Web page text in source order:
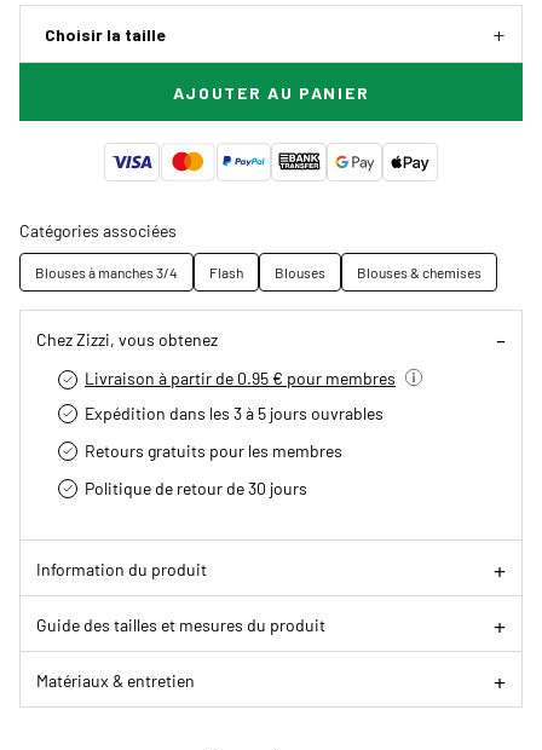
Choisir la taille
AJOUTER AU PANIER
Catégories associées
Blouses à manches 3/4 Flash Blouses Blouses & chemises
Chez Zizzi, vous obtenez
Livraison à partir de 0.95 € pour membres
Expédition dans les 3 à 5 jours ouvrables
Retours gratuits pour les membres
Politique de retour de 30 jours
Information du produit
Guide des tailles et mesures du produit
Matériaux & entretien